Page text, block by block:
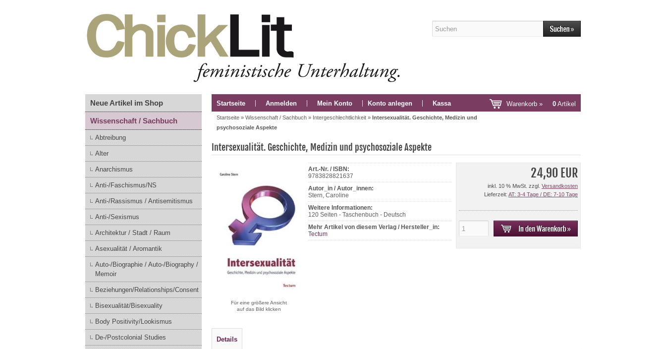
Neue Artikel im Shop
Wissenschaft / Sachbuch
Abtreibung
Alter
Anarchismus
Anti-/Faschismus/NS
Anti-/Rassismus / Antisemitismus
Anti-/Sexismus
Architektur / Stadt / Raum
Asexualität / Aromantik
Auto-/Biographie / Auto-/Biography /
Memoir
Beziehungen/Relationships/Consent
Bisexualität/Bisexuality
Body Positivity/Lookismus
De-/Postcolonial Studies
Startseite Anmelden Mein Konto Konto anlegen Kassa Warenkorb » 0 Artikel
Startseite » Wissenschaft / Sachbuch » Intergeschlechtlichkeit » Intersexualität. Geschichte, Medizin und
psychosoziale Aspekte
Intersexualität. Geschichte, Medizin und psychosoziale Aspekte
Für eine größere Ansicht
auf das Bild klicken
Art.-Nr. / ISBN:
9783828821637
Autor_in / Autor_innen:
Stern, Caroline
Weitere Informationen:
120 Seiten - Taschenbuch - Deutsch
Mehr Artikel von diesem Verlag / Hersteller_in:
Tectum
24,90 EUR
inkl. 10 % MwSt. zzgl. Versandkosten
Lieferzeit: AT: 3-4 Tage / DE: 7-10 Tage
Details